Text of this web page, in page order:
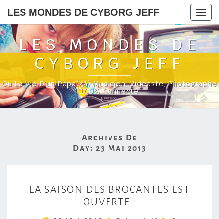
LES MONDES DE CYBORG JEFF
LES MONDES DE
CYBORG JEFF
Ou La Vie D'un Papa(x4) Musicien, Vidéaste, Photographe
100% Connecté
Archives De
Day: 23 Mai 2013
A
S
LA SAISON DES BROCANTES EST
OUVERTE !